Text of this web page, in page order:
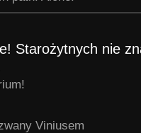
Starożytnych nie
Viniusem